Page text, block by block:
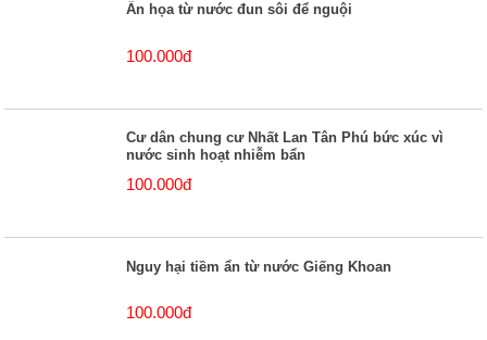
Ẩn họa từ nước đun sôi để nguội
100.000đ
Cư dân chung cư Nhất Lan Tân Phú bức xúc vì
nước sinh hoạt nhiễm bẩn
100.000đ
Nguy hại tiềm ẩn từ nước Giếng Khoan
100.000đ